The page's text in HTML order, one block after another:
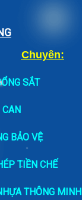
Chuyên:
SẮT
BẢO VỆ
TIỀN CHẾ
THÔNG MINH